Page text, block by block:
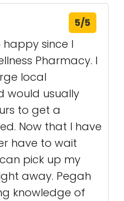
5/5
since I
Pharmacy. I
local
would usually
to get a
Now that I have
have to wait
pick up my
away. Pegah
knowledge of